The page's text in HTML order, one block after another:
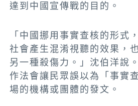
達到中國宣傳戰的目的。
「中國挪用事實查核的形式
社會產生混淆視聽的效果，
另一種殺傷力。」沈伯洋說
作法會讓民眾誤以為「事實
場的機構或團體的發文。